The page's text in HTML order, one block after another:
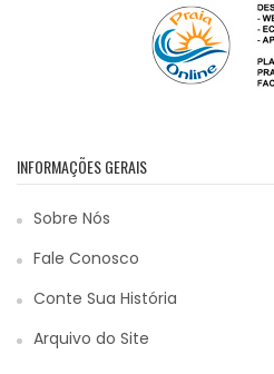
INFORMAÇÕES GERAIS
Sobre Nós
Fale Conosco
Conte Sua História
Arquivo do Site